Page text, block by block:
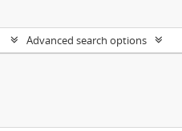
Advanced search options